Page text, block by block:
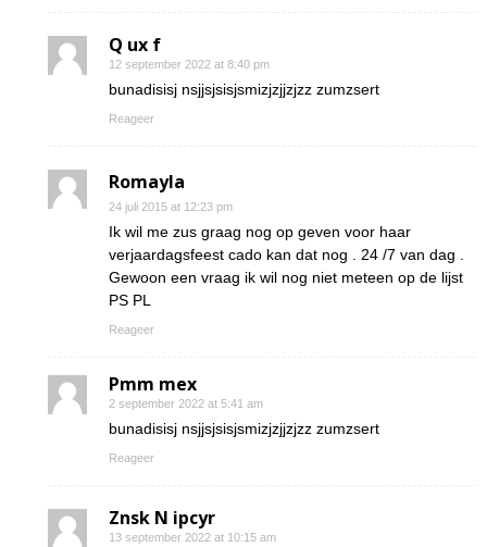
Q ux f
12 september 2022 at 8:40 pm
bunadisisj nsjjsjsisjsmizjzjjzjzz zumzsert
Reageer
Romayla
24 juli 2015 at 12:23 pm
Ik wil me zus graag nog op geven voor haar
verjaardagsfeest cado kan dat nog . 24 /7 van dag .
Gewoon een vraag ik wil nog niet meteen op de lijst
PS PL
Reageer
Pmm mex
2 september 2022 at 5:41 am
bunadisisj nsjjsjsisjsmizjzjjzjzz zumzsert
Reageer
Znsk N ipcyr
13 september 2022 at 10:15 am